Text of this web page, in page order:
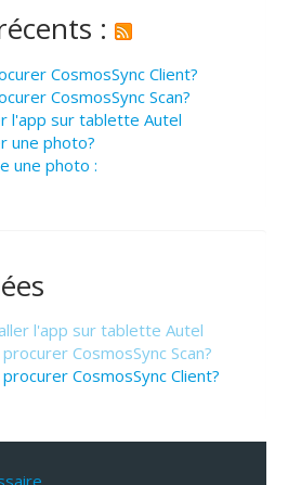
:
CosmosSync Client?
CosmosSync Scan?
l'app sur tablette Autel
une photo?
une photo :
l'app sur tablette Autel
CosmosSync Scan?
CosmosSync Client?